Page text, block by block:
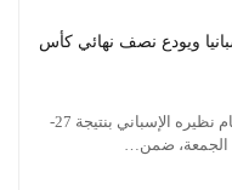
ويودع نصف نهائي كأس
خسر منتخب مصر لكرة اليد للناشئات أمام نظيره الإسباني بنتيجة 27-